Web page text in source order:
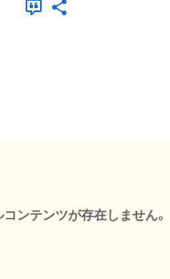
ンテンツが存在しません。